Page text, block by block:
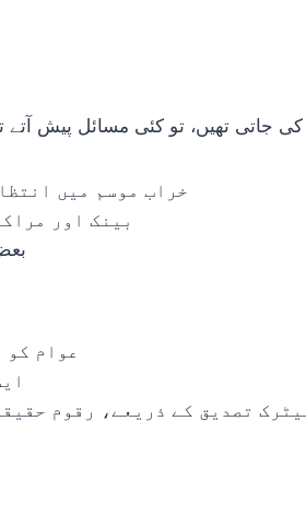
خراب موسم میں
بینک اور
عوام کو
تصدیق کے ذریعے، رقوم